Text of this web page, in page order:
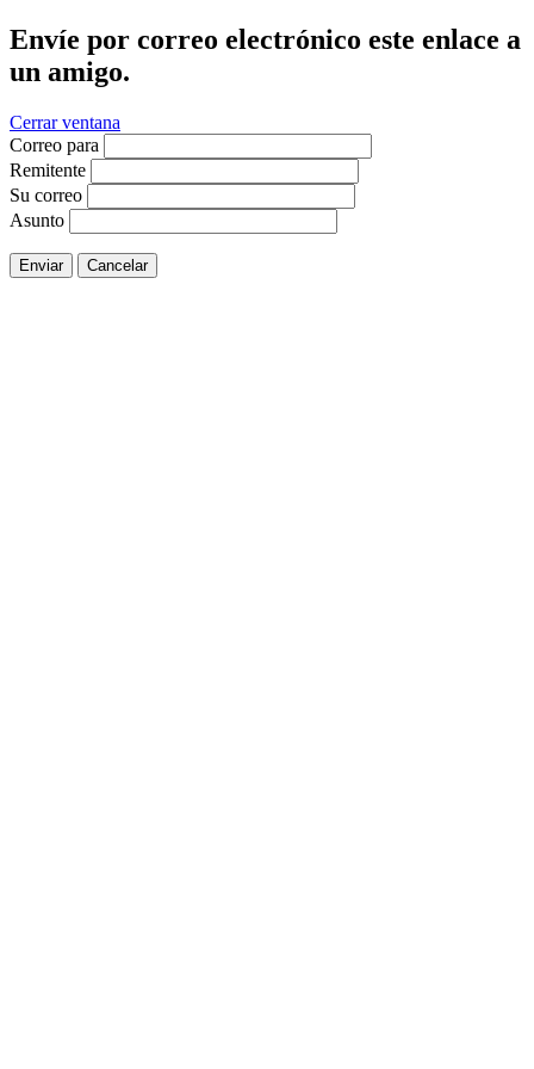
Envíe por correo electrónico este enlace a
un amigo.
Cerrar ventana
Correo para
Remitente
Su correo
Asunto
Enviar Cancelar